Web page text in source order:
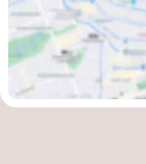
vervoer
Route
Centraal
Station
Schiphol